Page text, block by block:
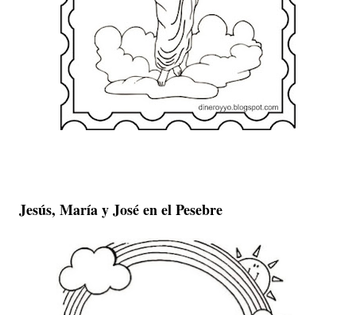
Jesús, María y José en el Pesebre